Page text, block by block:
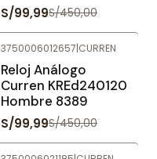
S/99,99S/450,00
3750006012657|CURREN
Reloj Análogo
Curren KREd240120
Hombre 8389
S/99,99S/450,00